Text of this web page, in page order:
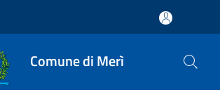
Comune di Merì